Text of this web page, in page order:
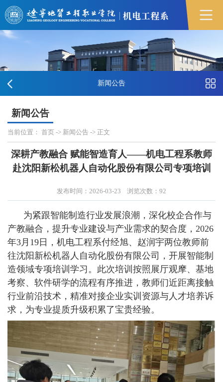
新闻公告
新闻公告
当前位置： 首页 -> 新闻公告 -> 正文
深耕产教融合 赋能智造育人——机电工程系教师
赴沈阳新松机器人自动化股份有限公司专项培训
发布时间：2026-03-23 浏览次数：92
为紧跟智能制造行业发展浪潮，深化校企合作与
产教融合，提升专业建设与产业需求的契合度，2026
年3月19日，机电工程系付经旭、赵润宇两位教师前
往沈阳新松机器人自动化股份有限公司，开展智能制
造领域专项培训学习。此次培训按照展厅观摩、基地
考察、软件研学的流程有序推进，教师们近距离接触
行业前沿技术，精准对接企业实训资源与人才培养诉
求，为专业提质升级积累了宝贵经验。